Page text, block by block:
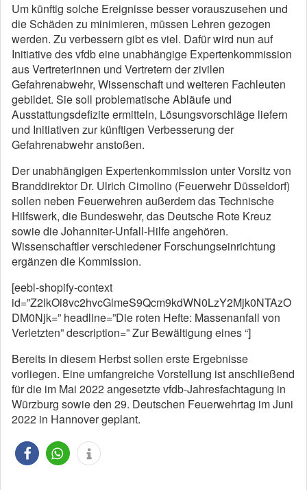
Um künftig solche Ereignisse besser vorauszusehen und
die Schäden zu minimieren, müssen Lehren gezogen
werden. Zu verbessern gibt es viel. Dafür wird nun auf
Initiative des vfdb eine unabhängige Expertenkommission
aus Vertreterinnen und Vertretern der zivilen
Gefahrenabwehr, Wissenschaft und weiteren Fachleuten
gebildet. Sie soll problematische Abläufe und
Ausstattungsdefizite ermitteln, Lösungsvorschläge liefern
und Initiativen zur künftigen Verbesserung der
Gefahrenabwehr anstoßen.
Der unabhängigen Expertenkommission unter Vorsitz von
Branddirektor Dr. Ulrich Cimolino (Feuerwehr Düsseldorf)
sollen neben Feuerwehren außerdem das Technische
Hilfswerk, die Bundeswehr, das Deutsche Rote Kreuz
sowie die Johanniter-Unfall-Hilfe angehören.
Wissenschaftler verschiedener Forschungseinrichtung
ergänzen die Kommission.
[eebl-shopify-context
id=”Z2lkOi8vc2hvcGlmeS9Qcm9kdWN0LzY2Mjk0NTAzO
DM0Njk=” headline=”Die roten Hefte: Massenanfall von
Verletzten” description=” Zur Bewältigung eines “]
Bereits in diesem Herbst sollen erste Ergebnisse
vorliegen. Eine umfangreiche Vorstellung ist anschließend
für die im Mai 2022 angesetzte vfdb-Jahresfachtagung in
Würzburg sowie den 29. Deutschen Feuerwehrtag im Juni
2022 in Hannover geplant.